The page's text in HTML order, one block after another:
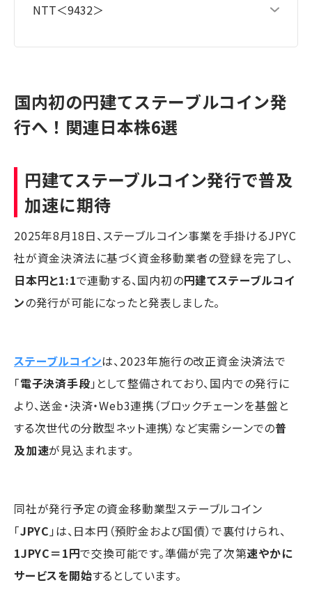
NTT＜9432＞
国内初の円建てステーブルコイン発
行へ！関連日本株6選
円建てステーブルコイン発行で普及
加速に期待
2025年8月18日、ステーブルコイン事業を手掛けるJPYC
社が資金決済法に基づく資金移動業者の登録を完了し、
日本円と1:1で連動する、国内初の円建てステーブルコイ
ンの発行が可能になったと発表しました。
ステーブルコインは、2023年施行の改正資金決済法で
「電子決済手段 」として整備されており、国内での発行に
より、送金・決済・Web3連携（ブロックチェーンを基盤と
する次世代の分散型ネット連携）など実需シーンでの普
及加速が見込まれます。
同社が発行予定の資金移動業型ステーブルコイン
「JPYC 」は、日本円（預貯金および国債）で裏付けられ、
1JPYC＝1円で交換可能です。準備が完了次第速やかに
サービスを開始するとしています。